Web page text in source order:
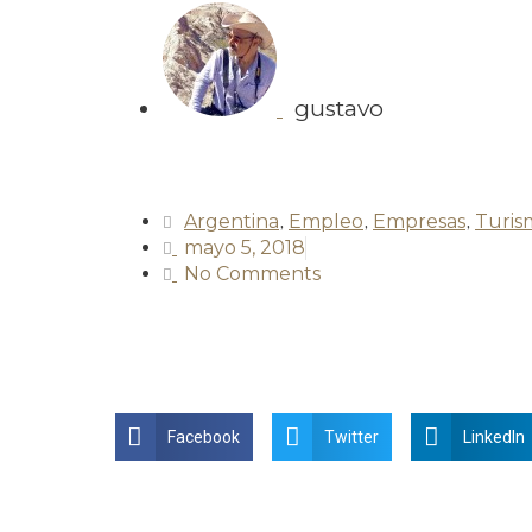
gustavo
Argentina, Empleo, Empresas,
mayo 5, 2018
No Comments
Facebook Twitter LinkedIn